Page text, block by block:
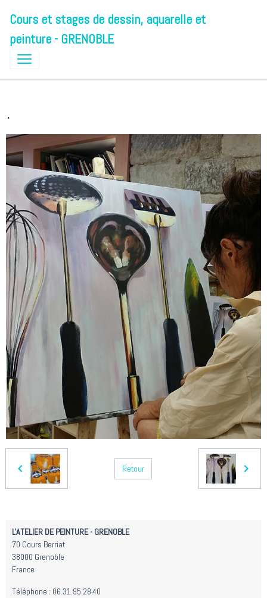
Cours et stages de dessin, aquarelle et
peinture - GRENOBLE
.
Retour
L'ATELIER DE PEINTURE - GRENOBLE
70 Cours Berriat
38000 Grenoble
France
Téléphone : 06.31.95.28.40